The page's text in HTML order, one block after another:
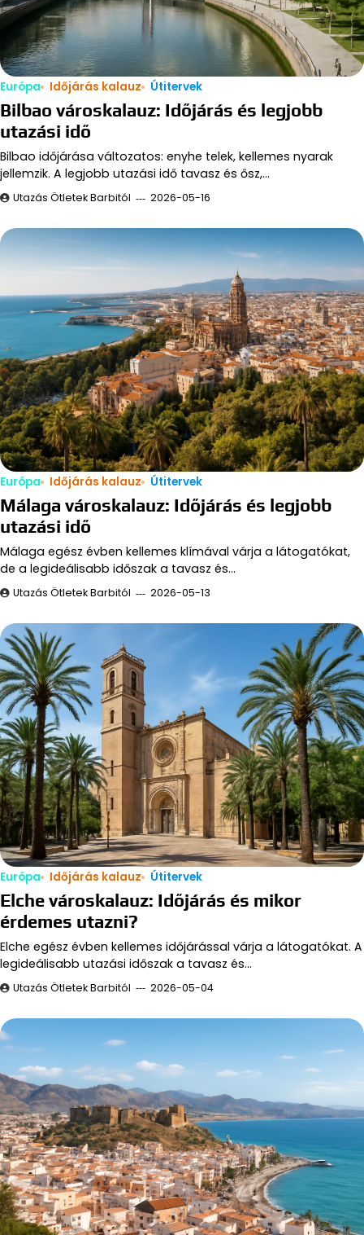
Európa Időjárás kalauz Útitervek
Bilbao városkalauz: Időjárás és legjobb
utazási idő
Bilbao időjárása változatos: enyhe telek, kellemes nyarak
jellemzik. A legjobb utazási idő tavasz és ősz,…
Utazás Ötletek Barbitól 2026-05-16
Európa Időjárás kalauz Útitervek
Málaga városkalauz: Időjárás és legjobb
utazási idő
Málaga egész évben kellemes klímával várja a látogatókat,
de a legideálisabb időszak a tavasz és…
Utazás Ötletek Barbitól 2026-05-13
Európa Időjárás kalauz Útitervek
Elche városkalauz: Időjárás és mikor
érdemes utazni?
Elche egész évben kellemes időjárással várja a látogatókat. A
legideálisabb utazási időszak a tavasz és…
Utazás Ötletek Barbitól 2026-05-04